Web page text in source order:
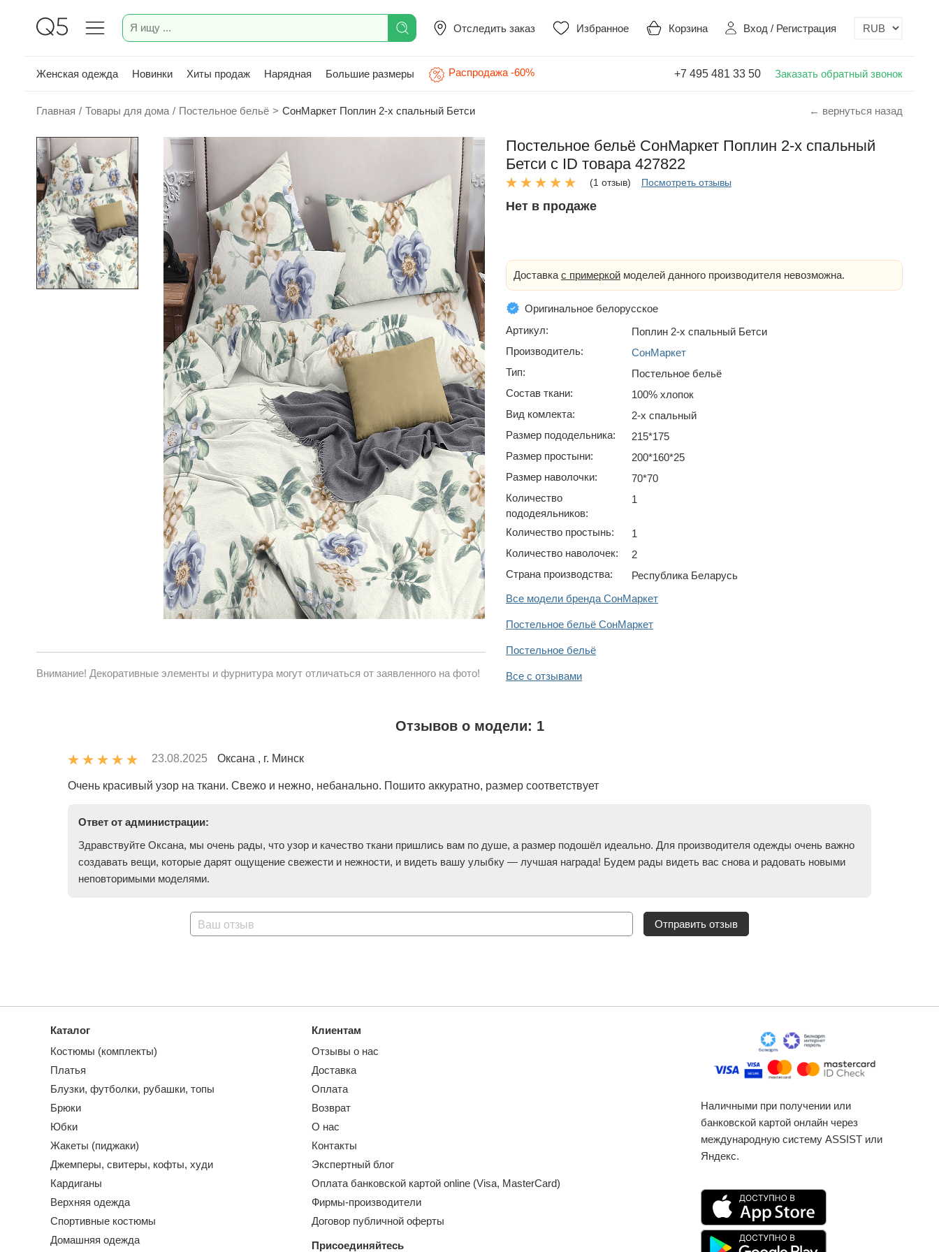
Отследить заказ Избранное Корзина Вход / Регистрация
Женская одежда Новинки Хиты продаж Нарядная Большие размеры Распродажа -60% +7 495 481 33 50 Заказать обратный звонок
Главная / Товары для дома / Постельное бельё > СонМаркет Поплин 2-х спальный Бетси ← вернуться назад
Внимание! Декоративные элементы и фурнитура могут отличаться от заявленного на фото!
Постельное бельё СонМаркет Поплин 2-х спальный
Бетси с ID товара 427822
(1 отзыв) Посмотреть отзывы
Нет в продаже
Доставка с примеркой моделей данного производителя невозможна.
Оригинальное белорусское
Артикул:
Поплин 2-х спальный Бетси
Производитель:
СонМаркет
Тип:
Постельное бельё
Состав ткани:
100% хлопок
Вид комлекта:
2-х спальный
Размер пододельника:
215*175
Размер простыни:
200*160*25
Размер наволочки:
70*70
Количество
пододеяльников:
1
Количество простынь:
1
Количество наволочек:
2
Страна производства:
Республика Беларусь
Все модели бренда СонМаркет
Постельное бельё СонМаркет
Постельное бельё
Все с отзывами
Отзывов о модели: 1
23.08.2025 Оксана , г. Минск
Очень красивый узор на ткани. Свежо и нежно, небанально. Пошито аккуратно, размер соответствует
Ответ от администрации:
Здравствуйте Оксана, мы очень рады, что узор и качество ткани пришлись вам по душе, а размер подошёл идеально. Для производителя одежды очень важно
создавать вещи, которые дарят ощущение свежести и нежности, и видеть вашу улыбку — лучшая награда! Будем рады видеть вас снова и радовать новыми
неповторимыми моделями.
Ваш отзыв Отправить отзыв
Каталог
Костюмы (комплекты)
Платья
Блузки, футболки, рубашки, топы
Брюки
Юбки
Жакеты (пиджаки)
Джемперы, свитеры, кофты, худи
Кардиганы
Верхняя одежда
Спортивные костюмы
Домашняя одежда
Клиентам
Отзывы о нас
Доставка
Оплата
Возврат
О нас
Контакты
Экспертный блог
Оплата банковской картой online (Visa, MasterCard)
Фирмы-производители
Договор публичной оферты
Присоединяйтесь
Наличными при получении или
банковской картой онлайн через
международную систему ASSIST или
Яндекс.